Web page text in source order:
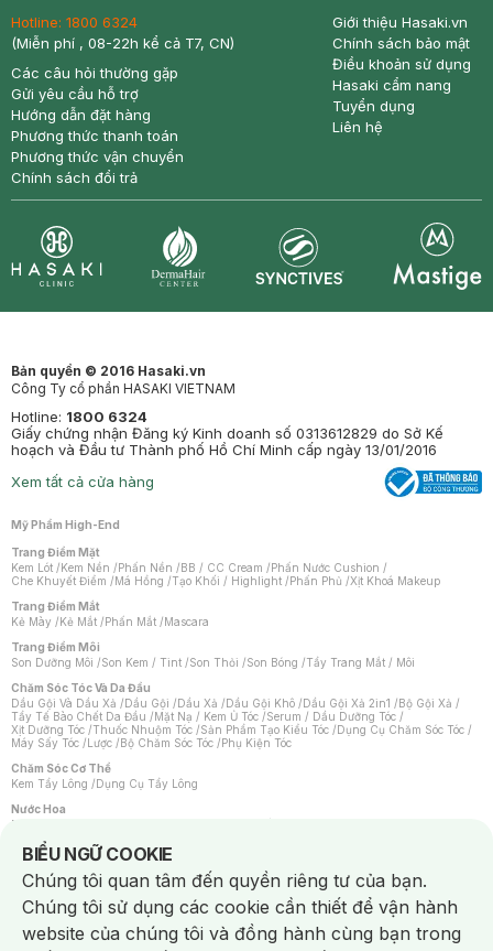
Hotline: 1800 6324
(Miễn phí , 08-22h kể cả T7, CN)
Các câu hỏi thường gặp
Gửi yêu cầu hỗ trợ
Hướng dẫn đặt hàng
Phương thức thanh toán
Phương thức vận chuyển
Chính sách đổi trả
Giới thiệu Hasaki.vn
Chính sách bảo mật
Điều khoản sử dụng
Hasaki cẩm nang
Tuyển dụng
Liên hệ
Bản quyền © 2016 Hasaki.vn
Công Ty cổ phần HASAKI VIETNAM
Hotline: 1800 6324
Giấy chứng nhận Đăng ký Kinh doanh số 0313612829 do Sở Kế
hoạch và Đầu tư Thành phố Hồ Chí Minh cấp ngày 13/01/2016
Xem tất cả cửa hàng
Mỹ Phẩm High-End
Trang Điểm Mặt
Kem Lót /Kem Nền /Phấn Nền /BB / CC Cream /Phấn Nước Cushion /
Che Khuyết Điểm /Má Hồng /Tạo Khối / Highlight /Phấn Phủ /Xịt Khoá Makeup
Trang Điểm Mắt
Kẻ Mày /Kẻ Mắt /Phấn Mắt /Mascara
Trang Điểm Môi
Son Dưỡng Môi /Son Kem / Tint /Son Thỏi /Son Bóng /Tẩy Trang Mắt / Môi
Chăm Sóc Tóc Và Da Đầu
Dầu Gội Và Dầu Xả /Dầu Gội /Dầu Xả /Dầu Gội Khô /Dầu Gội Xả 2in1 /Bộ Gội Xả /
Tẩy Tế Bào Chết Da Đầu /Mặt Nạ / Kem Ủ Tóc /Serum / Dầu Dưỡng Tóc /
Xịt Dưỡng Tóc /Thuốc Nhuộm Tóc /Sản Phẩm Tạo Kiểu Tóc /Dụng Cụ Chăm Sóc Tóc /
Máy Sấy Tóc /Lược /Bộ Chăm Sóc Tóc /Phụ Kiện Tóc
Chăm Sóc Cơ Thể
Kem Tẩy Lông /Dụng Cụ Tẩy Lông
Nước Hoa
Nước Hoa Nữ
Chăm Sóc Cá Nhân
Chống Muỗi /Khẩu Trang /Máy Massage/Mặt Nạ Xông Hơi /Nước Rửa Tay/
Sản Phẩm Chăm Sóc Khác /Bàn Chải Đánh Răng /Bàn Chải Điện/
Hỗ Trợ Trắng Răng/Kem Đánh Răng /Máy Tăm Nước/ Nước Súc Miệng/
Tăm / Chỉ Nha Khoa/ Xịt Thơm Miệng / Dung Dịch Vệ Sinh/Dưỡng Vùng Kín/
Khăn Ướt Vệ Sinh Vùng Kín/Băng Vệ Sinh/Tampon/Bọt Cạo Râu /Dao Cạo Râu/
Máy Cạo Râu
BIỂU NGỮ COOKIE
Notice about cookies usage
Chúng tôi quan tâm đến quyền riêng tư của bạn.
Chúng tôi sử dụng các cookie cần thiết để vận hành
website của chúng tôi và đồng hành cùng bạn trong